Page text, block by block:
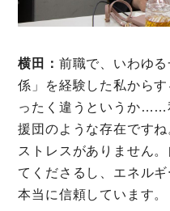
横田： 前職で、いわゆ
係」を経験した私から
ったく違うというか……
援団のような存在です
ストレスがありません
てくださるし、エネル
本当に信頼しています。